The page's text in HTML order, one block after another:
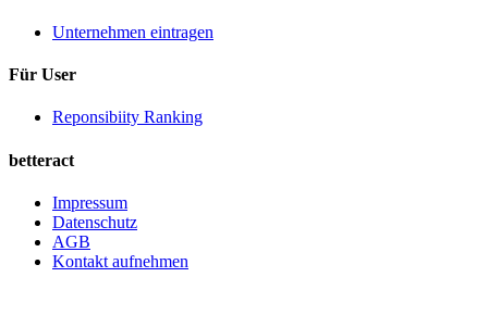
Unternehmen eintragen
Für User
Reponsibiity Ranking
betteract
Impressum
Datenschutz
AGB
Kontakt aufnehmen